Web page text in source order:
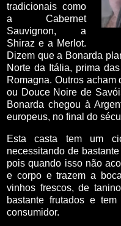
tradicionais como
a Cabernet
Sauvignon, a
Shiraz e a Merlot.
Dizem que a Bonarda
Norte da Itália, prima
Romagna. Outros
ou Douce Noire de
Bonarda chegou à
europeus, no final do
Esta casta tem um
necessitando de
pois quando isso não
e corpo e trazem a
vinhos frescos, de
bastante frutados e
consumidor.